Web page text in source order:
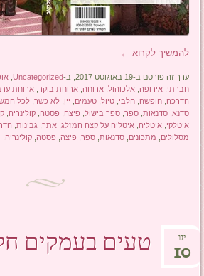
להמשיך לקרוא ←
ערך זה פורסם ב-19 באוגוסט 2017, ב- Uncategorized
,
חברתי ,אירופה ,אלכוהול ,ארוחה ,ארוחת בוקר ,ארוחת
הדרכה ,חופשה ,חלבי ,טיול ,טעמים יין ,לא כשר ,לכל
סדנא ,סדנאות ,ספר ,ספר בישול פיצה פסטה ,קולינריה ,
איטלקי ,איטליה ,איטליה על קצה המזלג ,אתר גבינות
מסלולים
מתכונים ,סדנאות ,ספר פיצה פסטה ,קולינריה
טעים בעמקים ינו
10